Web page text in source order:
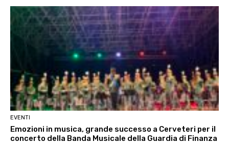
EVENTI
Emozioni in musica, grande successo a Cerveteri per il
concerto della Banda Musicale della Guardia di Finanza